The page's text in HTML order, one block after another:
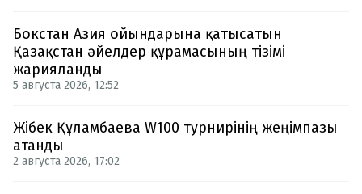
Бокстан Азия ойындарына қатысатын
Қазақстан әйелдер құрамасының тізімі
жарияланды
5 августа 2026, 12:52
Жібек Құламбаева W100 турнирінің жеңімпазы
атанды
2 августа 2026, 17:02